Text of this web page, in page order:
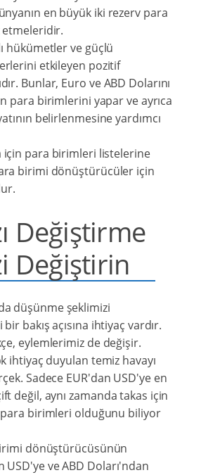
en büyük iki rezerv para
hükümetler ve güçlü
etkileyen pozitif
Bunlar, Euro ve ABD Dolarını
para birimlerini yapar ve ayrıca
belirlenmesine yardımcı
için para birimleri listelerine
birimi dönüştürücüler için
Değiştirme
Değiştirin
düşünme şeklimizi
bakış açısına ihtiyaç vardır.
eylemlerimiz de değişir.
ihtiyaç duyulan temiz havayı
Sadece EUR'dan USD'ye en
değil, aynı zamanda takas için
para birimleri olduğunu biliyor
dönüştürücüsünün
ve ABD Doları'ndan